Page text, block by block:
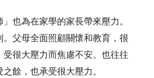
也為在家學的家長帶來壓力。
父母全面照顧關懷和教育，很
很大壓力而焦慮不安。也往往
餘，也承受很大壓力。